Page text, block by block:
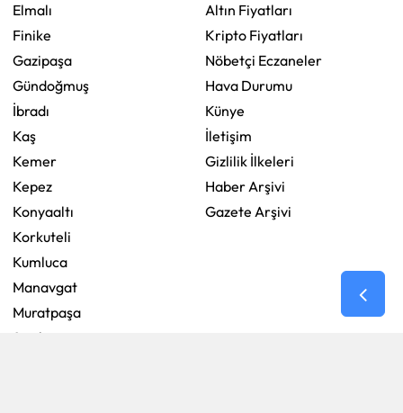
Elmalı
Finike
Gazipaşa
Gündoğmuş
İbradı
Kaş
Kemer
Kepez
Konyaaltı
Korkuteli
Kumluca
Manavgat
Muratpaşa
Serik
Altın Fiyatları
Kripto Fiyatları
Nöbetçi Eczaneler
Hava Durumu
Künye
İletişim
Gizlilik İlkeleri
Haber Arşivi
Gazete Arşivi